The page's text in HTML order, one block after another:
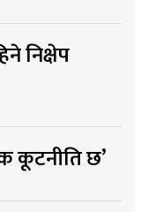
निक्षेप
कूटनीति छ’